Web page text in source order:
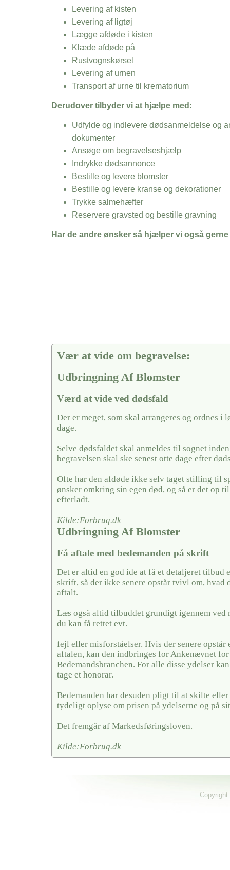
Levering af kisten
Levering af ligtøj
Lægge afdøde i kisten
Klæde afdøde på
Rustvognskørsel
Levering af urnen
Transport af urne til krematorium
Derudover tilbyder vi at hjælpe med:
Udfylde og indlevere dødsanmeldelse og
dokumenter
Ansøge om begravelseshjælp
Indrykke dødsannonce
Bestille og levere blomster
Bestille og levere kranse og dekorationer
Trykke salmehæfter
Reservere gravsted og bestille gravning
Har de andre ønsker så hjælper vi også gerne
Vær at vide om begravelse:
Udbringning Af Blomster
Værd at vide ved dødsfald
Der er meget, som skal arrangeres og ordnes i
dage.
Selve dødsfaldet skal anmeldes til sognet
begravelsen skal ske senest otte dage efter
Ofte har den afdøde ikke selv taget stilling til
ønsker omkring sin egen død, og så er det op
efterladt.
Kilde:Forbrug.dk
Udbringning Af Blomster
Få aftale med bedemanden på skrift
Det er altid en god ide at få et detaljeret tilbud
skrift, så der ikke senere opstår tvivl om, hvad
aftalt.
Læs også altid tilbuddet grundigt igennem ved
du kan få rettet evt.
fejl eller misforståelser. Hvis der senere opstår
aftalen, kan den indbringes for Ankenævnet for
Bedemandsbranchen. For alle disse ydelser
tage et honorar.
Bedemanden har desuden pligt til at skilte eller
tydeligt oplyse om prisen på ydelserne og på
Det fremgår af Markedsføringsloven.
Kilde:Forbrug.dk